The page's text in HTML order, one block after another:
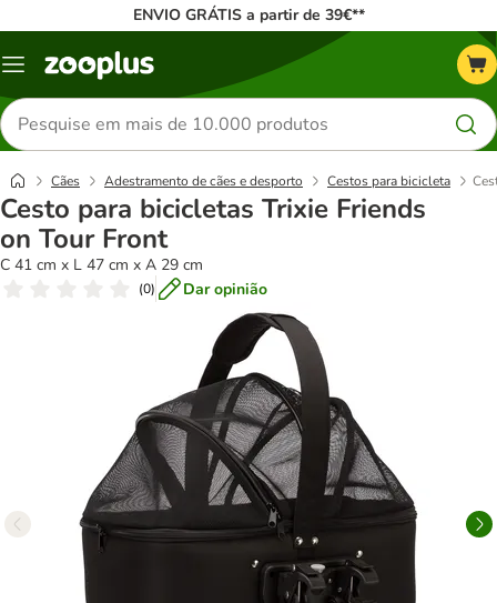
ENVIO GRÁTIS a partir de 39€**
Menu
Pesquisar
produtos
Cães Adestramento de cães e desporto Cestos para bicicleta
Cesto para bicicletas Trixie Friends
on Tour Front
C 41 cm x L 47 cm x A 29 cm
(0) Dar opinião